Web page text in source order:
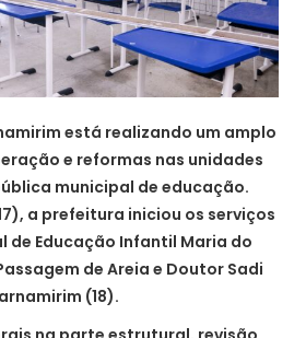
está realizando um amplo
e reformas nas unidades
municipal de educação.
a prefeitura iniciou os serviços
de Educação Infantil Maria do
de Areia e Doutor Sadi
(18).